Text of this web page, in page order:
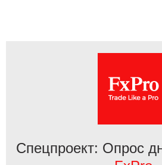
Спецпроект: Опрос